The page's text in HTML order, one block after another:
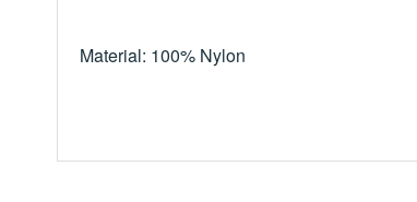
Material: 100% Nylon